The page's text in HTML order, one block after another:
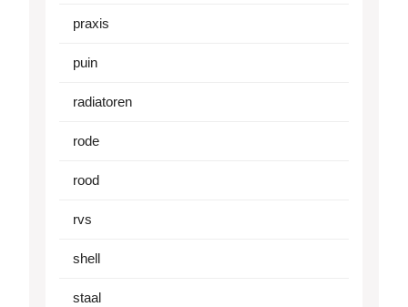
praxis
puin
radiatoren
rode
rood
rvs
shell
staal